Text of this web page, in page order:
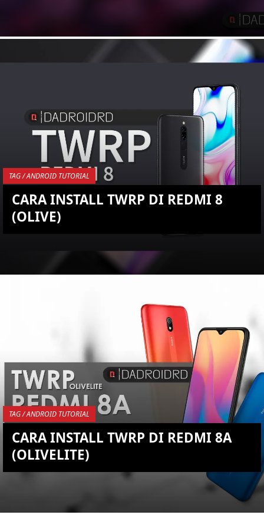
YOU ARE VIEWING MOST
RECENT POST
TAG / ANDROID TUTORIAL
CARA INSTALL TWRP DI REDMI 8
(OLIVE)
KEMBALI KE ATAS
YOU ARE VIEWING MOST
RECENT POST
TAG / ANDROID TUTORIAL
CARA INSTALL TWRP DI REDMI 8A
(OLIVELITE)